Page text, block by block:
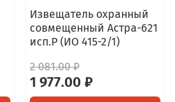
Извещатель охранный
совмещенный Астра-621
исп.Р (ИО 415-2/1)
2 081.00 ₽
1 977.00 ₽